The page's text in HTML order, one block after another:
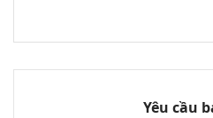
Yêu cầu